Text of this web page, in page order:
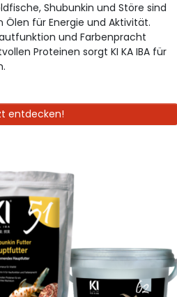
Shubunkin und Störe sind
für Energie und Aktivität.
und Farbenpracht
Proteinen sorgt KI KA IBA für
entdecken!